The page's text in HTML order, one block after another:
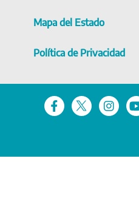
Mapa del Estado
Política de Privacidad